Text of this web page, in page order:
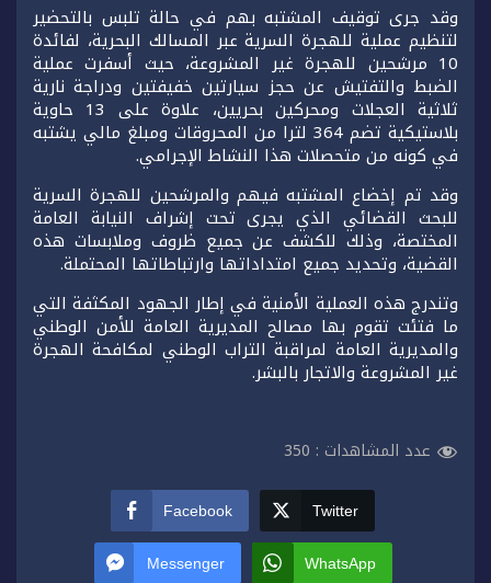
وقد جرى توقيف المشتبه بهم في حالة تلبس بالتحضير
لتنظيم عملية للهجرة السرية عبر المسالك البحرية، لفائدة
10 مرشحين للهجرة غير المشروعة، حيث أسفرت عملية
الضبط والتفتيش عن حجز سيارتين خفيفتين ودراجة نارية
ثلاثية العجلات ومحركين بحريين، علاوة على 13 حاوية
بلاستيكية تضم 364 لترا من المحروقات ومبلغ مالي يشتبه
في كونه من متحصلات هذا النشاط الإجرامي.
وقد تم إخضاع المشتبه فيهم والمرشحين للهجرة السرية
للبحث القضائي الذي يجرى تحت إشراف النيابة العامة
المختصة، وذلك للكشف عن جميع ظروف وملابسات هذه
القضية، وتحديد جميع امتداداتها وارتباطاتها المحتملة.
وتندرج هذه العملية الأمنية في إطار الجهود المكثفة التي
ما فتئت تقوم بها مصالح المديرية العامة للأمن الوطني
والمديرية العامة لمراقبة التراب الوطني لمكافحة الهجرة
غير المشروعة والاتجار بالبشر.
عدد المشاهدات : 350
Facebook Twitter
Messenger WhatsApp